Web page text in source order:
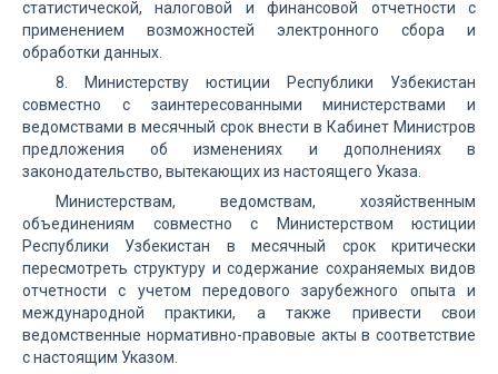
статистической, налоговой и финансовой отчетности с
применением возможностей электронного сбора и
обработки данных.
8. Министерству юстиции Республики Узбекистан
совместно с заинтересованными министерствами и
ведомствами в месячный срок внести в Кабинет Министров
предложения об изменениях и дополнениях в
законодательство, вытекающих из настоящего Указа.
Министерствам, ведомствам, хозяйственным
объединениям совместно с Министерством юстиции
Республики Узбекистан в месячный срок критически
пересмотреть структуру и содержание сохраняемых видов
отчетности с учетом передового зарубежного опыта и
международной практики, а также привести свои
ведомственные нормативно-правовые акты в соответствие
с настоящим Указом.